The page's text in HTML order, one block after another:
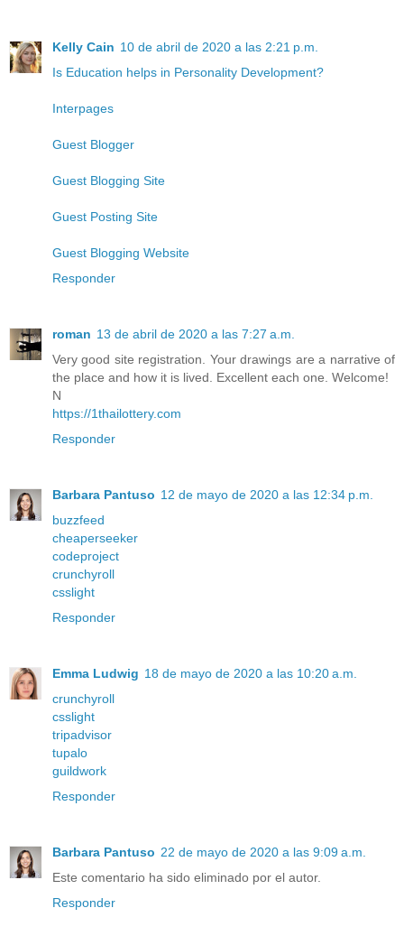
Kelly Cain 10 de abril de 2020 a las 2:21 p.m.
Is Education helps in Personality Development?
Interpages
Guest Blogger
Guest Blogging Site
Guest Posting Site
Guest Blogging Website
Responder
roman 13 de abril de 2020 a las 7:27 a.m.
Very good site registration. Your drawings are a narrative of
the place and how it is lived. Excellent each one. Welcome!
N
https://1thailottery.com
Responder
Barbara Pantuso 12 de mayo de 2020 a las 12:34 p.m.
buzzfeed
cheaperseeker
codeproject
crunchyroll
csslight
Responder
Emma Ludwig 18 de mayo de 2020 a las 10:20 a.m.
crunchyroll
csslight
tripadvisor
tupalo
guildwork
Responder
Barbara Pantuso 22 de mayo de 2020 a las 9:09 a.m.
Este comentario ha sido eliminado por el autor.
Responder